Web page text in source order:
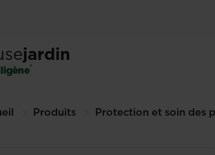
jardin
®
Produits Protection et soin des
Pelton baume
350 g (Autres tailles